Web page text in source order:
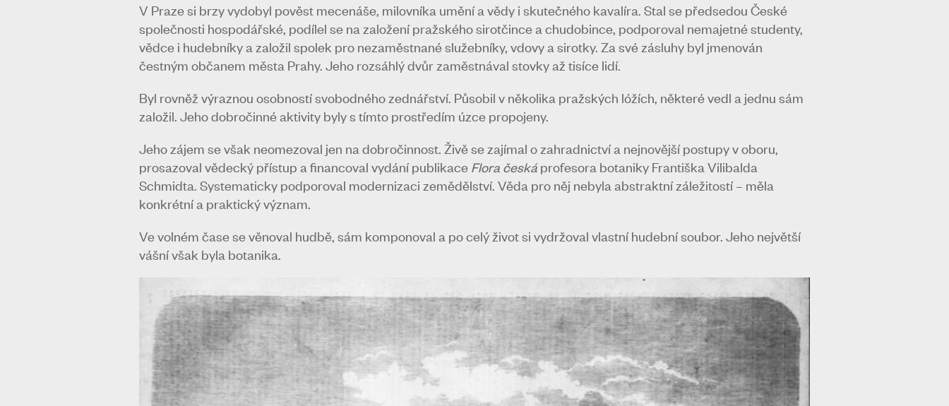
V Praze si brzy vydobyl pověst mecenáše, milovníka umění a vědy i skutečného kavalíra. Stal se předsedou České
společnosti hospodářské, podílel se na založení pražského sirotčince a chudobince, podporoval nemajetné studenty,
vědce i hudebníky a založil spolek pro nezaměstnané služebníky, vdovy a sirotky. Za své zásluhy byl jmenován
čestným občanem města Prahy. Jeho rozsáhlý dvůr zaměstnával stovky až tisíce lidí.
Byl rovněž výraznou osobností svobodného zednářství. Působil v několika pražských lóžích, některé vedl a jednu sám
založil. Jeho dobročinné aktivity byly s tímto prostředím úzce propojeny.
Jeho zájem se však neomezoval jen na dobročinnost. Živě se zajímal o zahradnictví a nejnovější postupy v oboru,
prosazoval vědecký přístup a financoval vydání publikace Flora česká profesora botaniky Františka Vilibalda
Schmidta. Systematicky podporoval modernizaci zemědělství. Věda pro něj nebyla abstraktní záležitostí – měla
konkrétní a praktický význam.
Ve volném čase se věnoval hudbě, sám komponoval a po celý život si vydržoval vlastní hudební soubor. Jeho největší
vášní však byla botanika.